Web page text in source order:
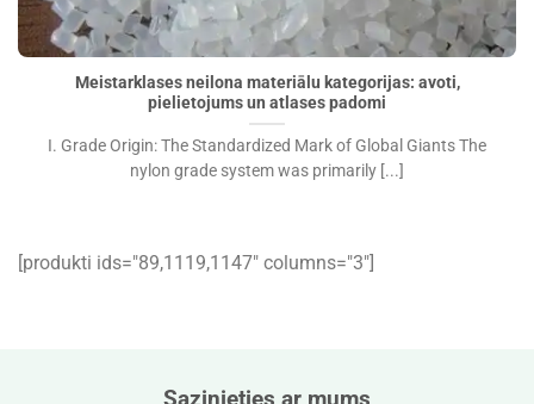
Meistarklases neilona materiālu kategorijas: avoti,
pielietojums un atlases padomi">
Meistarklases neilona materiālu kategorijas: avoti,
pielietojums un atlases padomi
I. Grade Origin: The Standardized Mark of Global Giants The
nylon grade system was primarily [...]
[produkti ids="89,1119,1147″ columns="3″]